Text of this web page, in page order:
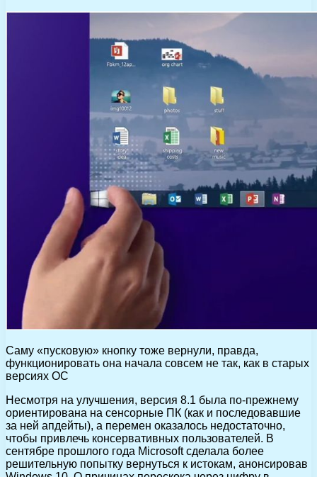
Саму «пусковую» кнопку тоже вернули, правда,
функционировать она начала совсем не так, как в старых
версиях ОС
Несмотря на улучшения, версия 8.1 была по-прежнему
ориентирована на сенсорные ПК (как и последовавшие
за ней апдейты), а перемен оказалось недостаточно,
чтобы привлечь консервативных пользователей. В
сентябре прошлого года Microsoft сделала более
решительную попытку вернуться к истокам, анонсировав